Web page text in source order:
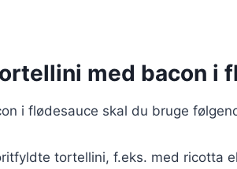
med bacon i
i flødesauce skal du bruge
tortellini, f.eks. med ricotta